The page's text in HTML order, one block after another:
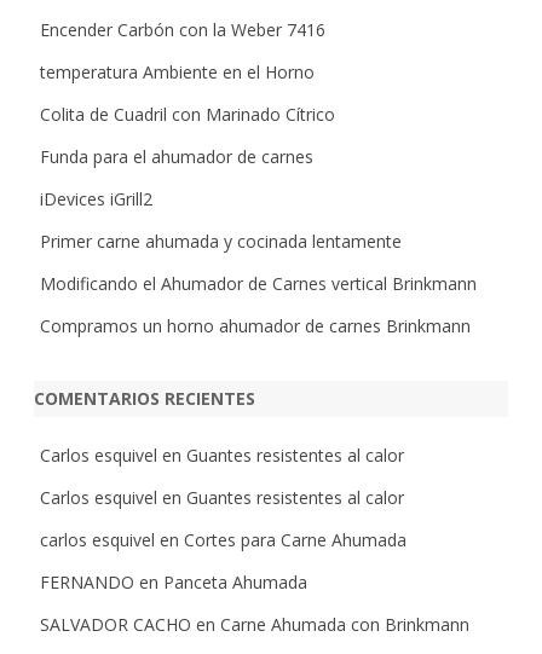
Encender Carbón con la Weber 7416
temperatura Ambiente en el Horno
Colita de Cuadril con Marinado Cítrico
Funda para el ahumador de carnes
iDevices iGrill2
Primer carne ahumada y cocinada lentamente
Modificando el Ahumador de Carnes vertical Brinkmann
Compramos un horno ahumador de carnes Brinkmann
COMENTARIOS RECIENTES
Carlos esquivel en Guantes resistentes al calor
Carlos esquivel en Guantes resistentes al calor
carlos esquivel en Cortes para Carne Ahumada
FERNANDO en Panceta Ahumada
SALVADOR CACHO en Carne Ahumada con Brinkmann